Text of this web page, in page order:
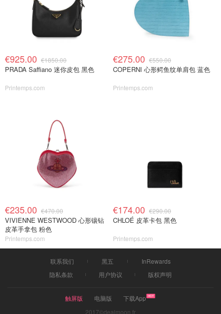
€925.00 €1850.00
PRADA Saffiano 迷你皮包 黑色
Printemps.com
€275.00 €550.00
COPERNI 心形鳄鱼纹单肩包 蓝色
Printemps.com
€235.00 €470.00
VIVIENNE WESTWOOD 心形镶钻
皮革手拿包 粉色
Printemps.com
€174.00 €290.00
CHLOÉ 皮革卡包 黑色
Printemps.com
联系我们 黑五
InRewards
隐私条款
用户协议 版权声明
触屏版 电脑版
下载App
2017©dealmoon.fr